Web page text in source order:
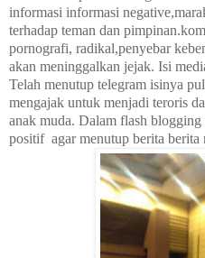
informasi informasi
terhadap teman dan
pornografi, radikal,penyebar
akan meninggalkan jejak. Isi
Telah menutup telegram isinya
mengajak untuk menjadi teroris
anak muda. Dalam flash
positif agar menutup berita berita